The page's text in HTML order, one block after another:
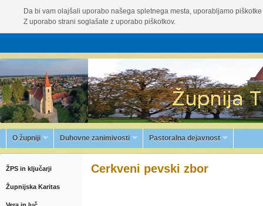
Da bi vam olajšali uporabo našega spletnega mesta, uporabljamo
Z uporabo strani soglašate z uporabo piškotkov.
O župniji Duhovne zanimivosti Pastoralna dejavnost
ŽPS in ključarji
Župnijska Karitas
Cerkveni pevski zbor